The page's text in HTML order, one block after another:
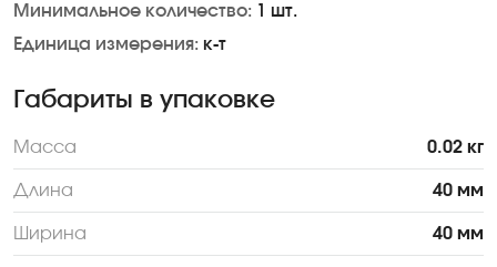
Минимальное количество: 1 шт.
Единица измерения: к-т
Габариты в упаковке
Масса 0.02 кг
Длина 40 мм
Ширина 40 мм